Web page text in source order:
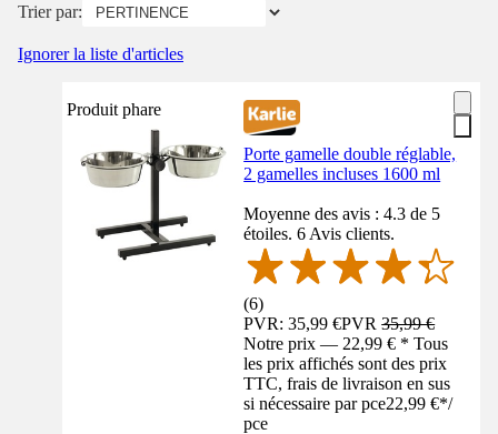
Trier par:
Ignorer la liste d'articles
Produit phare
Porte gamelle double réglable,
2 gamelles incluses 1600 ml
Moyenne des avis : 4.3 de 5
étoiles. 6 Avis clients.
(6)
PVR: 35,99 €PVR35,99 €
Notre prix — 22,99 € * Tous
les prix affichés sont des prix
TTC, frais de livraison en sus
si nécessaire par pce22,99 €*/
pce